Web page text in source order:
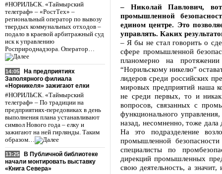
#НОРИЛЬСК. «Таймырский
телеграф» – «РостТех» –
региональный оператор по вывозу
твердых коммунальных отходов –
подало в краевой арбитражный суд
иск к управлению
Росприроднадзора. Оператор…
14:05
На предприятиях
Заполярного филиала
«Норникеля» зажигают елки
#НОРИЛЬСК. «Таймырский
телеграф» – По традиции на
предприятиях-передовиках в день
выполнения плана устанавливают
символ Нового года – елку и
зажигают на ней гирлянды. Таким
образом…
13:25
В Публичной библиотеке
начали монтировать выставку
«Книга Севера»
– Николай Павлович,
промышленной
едином центре. Это
управлять. Каких
– Я бы не стал говорить о
сфере промышленной
планомерно на
“Норильскому никелю”
лидеров среди российских
мировых предприятий наша
не среди первых, то и
вопросов, связанных с
функционального
назад, несомненно, тоже дала
На это подразделение
промышленной
специалисты по
дирекций промышленных
свою деятельность, а